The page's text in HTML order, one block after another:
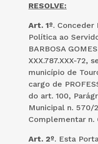
RESOLVE:
Art. 1º. Conceder
Política ao
BARBOSA
XXX.787.XXX-72,
município de
cargo de
do art. 100,
Municipal n. 570/
Complementar n.
Art. 2º. Esta